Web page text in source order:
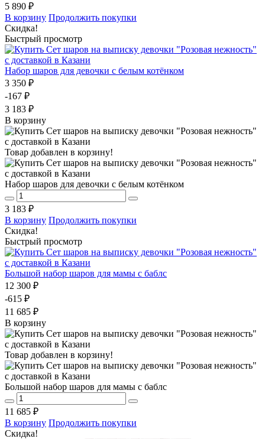
5 890 ₽
В корзину Продолжить покупки
Скидка!
Быстрый просмотр
Набор шаров для девочки с белым котёнком
3 350 ₽
-167 ₽
3 183 ₽
В корзину
Товар добавлен в корзину!
Набор шаров для девочки с белым котёнком
3 183 ₽
В корзину Продолжить покупки
Скидка!
Быстрый просмотр
Большой набор шаров для мамы с баблс
12 300 ₽
-615 ₽
11 685 ₽
В корзину
Товар добавлен в корзину!
Большой набор шаров для мамы с баблс
11 685 ₽
В корзину Продолжить покупки
Скидка!